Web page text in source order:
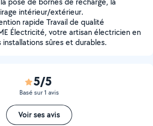
intérieur/extérieur.
rapide Travail de qualité
Électricité, votre artisan électricien en
sûres et durables.
5/5
Basé sur 1 avis
Voir ses avis